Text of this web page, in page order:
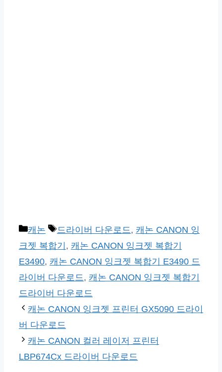
카
테
고
리
캐논
태
그
드라이버 다운로드, 캐논 CANON 잉
크젯 복합기 , 캐논 CANON 잉크젯 복합기
E3490, 캐논 CANON 잉크젯 복합기 E3490 드
라이버 다운로드, 캐논 CANON 잉크젯 복합기
드라이버 다운로드
캐논 CANON 잉크젯 프린터 GX5090 드라이
버 다운로드
캐논 CANON 컬러 레이저 프린터
LBP674Cx 드라이버 다운로드